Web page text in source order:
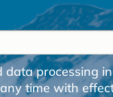
data processing
time with